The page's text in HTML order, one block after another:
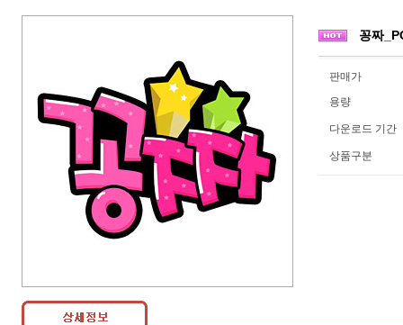
꽁짜
판매가
용량
다운로드 기간
상품구분